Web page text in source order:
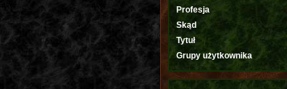
Profesja
Skąd
Tytuł
Grupy użytkownika